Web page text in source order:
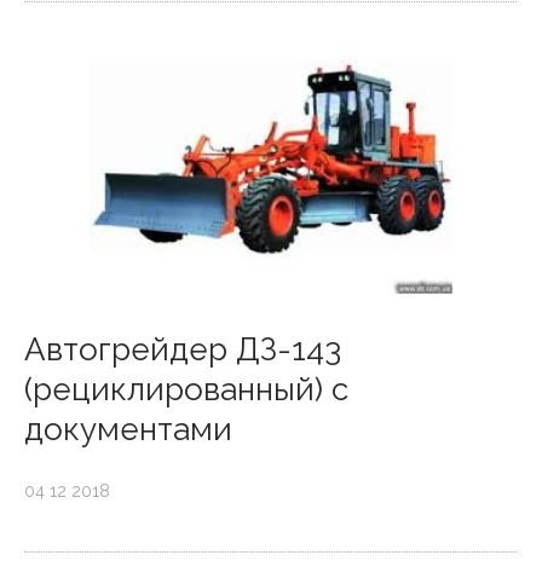
Автогрейдер ДЗ-143
(рециклированный) с
документами
04 12 2018